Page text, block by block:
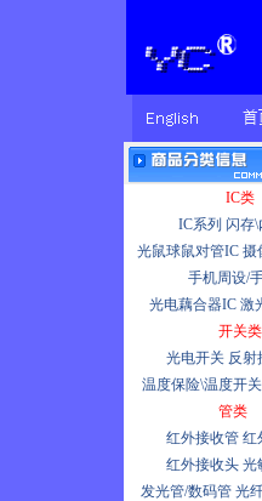
IC类
IC系列 闪存
光鼠球鼠对管IC 摄
手机周设/
光电藕合器IC 激
开关类
光电开关 反射
温度保险\温度开
管类
红外接收管 红
红外接收头 光
发光管/数码管 光